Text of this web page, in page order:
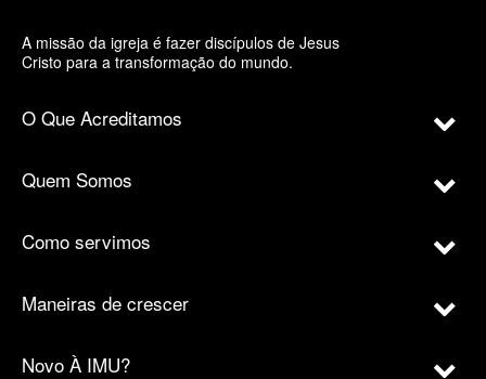
A missão da igreja é fazer discípulos de Jesus
Cristo para a transformação do mundo.
O Que Acreditamos
Quem Somos
Como servimos
Maneiras de crescer
Novo À IMU?